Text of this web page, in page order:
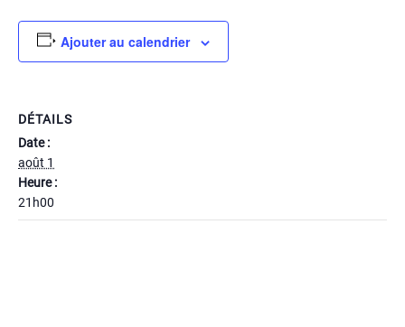
Ajouter au calendrier
DÉTAILS
Date :
août 1
Heure :
21h00